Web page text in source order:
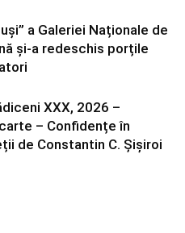
a Galeriei Naționale de
și-a redeschis porțile
XXX, 2026 –
– Confidențe în
de Constantin C. Șișiroi